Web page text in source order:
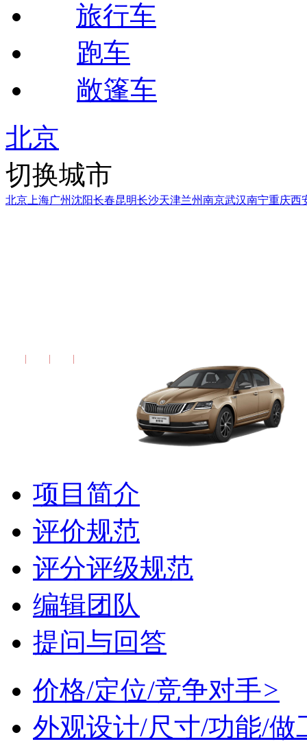
旅行车
跑车
敞篷车
北京
切换城市
北京 上海广州沈阳长春昆明长沙天津兰州南京武汉南宁重庆西
项目简介
评价规范
评分评级规范
编辑团队
提问与回答
价格/定位/竞争对手>
外观设计/尺寸/功能/做